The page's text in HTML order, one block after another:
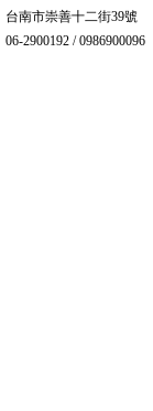
台南市崇善十二街39號
06-2900192 / 0986900096